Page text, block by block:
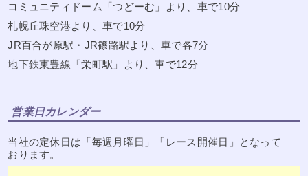
コミュニティドーム「つどーむ」より、車で10分
札幌丘珠空港より、車で10分
JR百合が原駅・JR篠路駅より、車で各7分
地下鉄東豊線「栄町駅」より、車で12分
営業日カレンダー
当社の定休日は「毎週月曜日」「レース開催日」となって
おります。